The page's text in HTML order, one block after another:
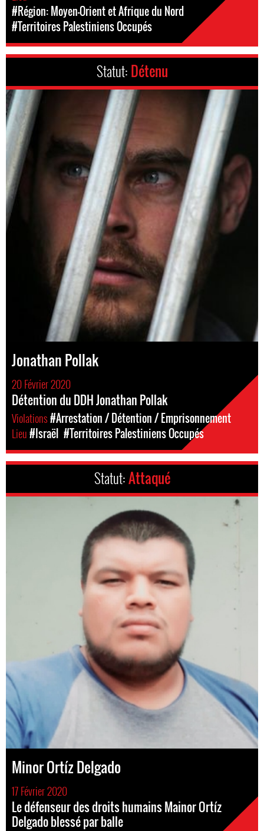
#Région: Moyen-Orient et Afrique du Nord
#Territoires Palestiniens Occupés
Statut: Détenu
Jonathan Pollak
20 Février 2020
Détention du DDH Jonathan Pollak
Violations#Arrestation / Détention / Emprisonnement
Lieu#Israël #Territoires Palestiniens Occupés
Statut:Attaqué
Minor Ortíz Delgado
17 Février 2020
Le défenseur des droits humains Mainor Ortíz
Delgado blessé par balle